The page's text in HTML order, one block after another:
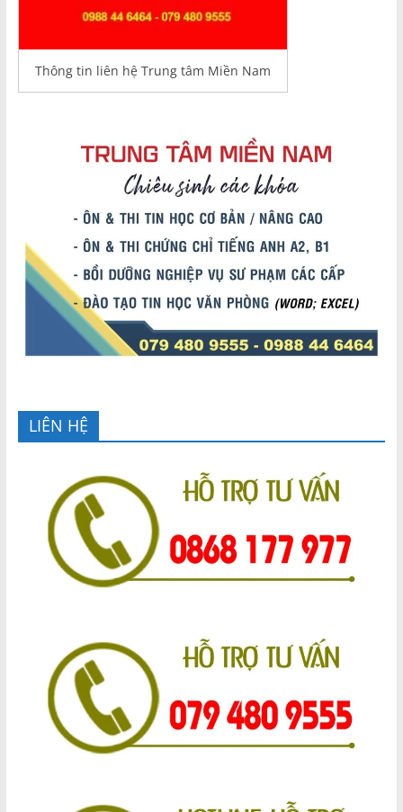
Thông tin liên hệ Trung tâm Miền Nam
LIÊN HỆ